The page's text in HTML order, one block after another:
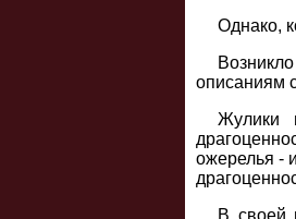
Однако,
описаниям
Жулики
ожерелья -
В своей